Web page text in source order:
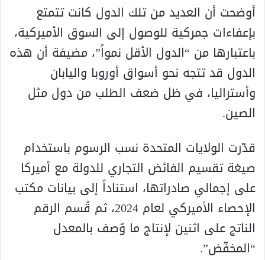
أوضحت أن العديد من تلك الدول كانت تتمتع
بإعفاءات جمركية للوصول إلى السوق الأميركية،
باعتبارها من “الدول الأقل نمواً”، مضيفة أن هذه
الدول قد تتجه نحو أسواق أوروبا واليابان
وأستراليا، في ظل ضعف الطلب من دول مثل
الصين.
قدّرت الولايات المتحدة نسب الرسوم باستخدام
صيغة تقسيم الفائض التجاري للدولة مع أميركا
على إجمالي صادراتها، استناداً إلى بيانات مكتب
الإحصاء الأميركي لعام 2024، ثم قُسم الرقم
الناتج على اثنين لإنتاج ما وُصف بالمعدل
“المخفّض”.